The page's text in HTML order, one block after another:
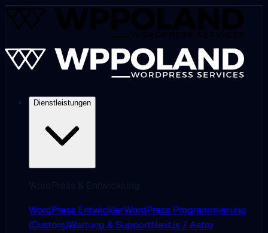
Dienstleistungen
WordPress EntwicklerWordPress Programmierung
(Custom)Wartung & SupportNext.js / Astro